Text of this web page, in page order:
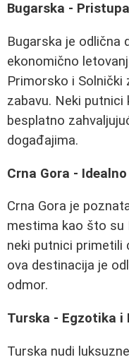
Bugarska -
Bugarska je odlična
ekonomično
Primorsko i Solnički
zabavu. Neki
besplatno
događajima.
Crna Gora -
Crna Gora je
mestima kao što su
neki putnici primetili
ova destinacija je
odmor.
Turska - Egzotika i
Turska nudi